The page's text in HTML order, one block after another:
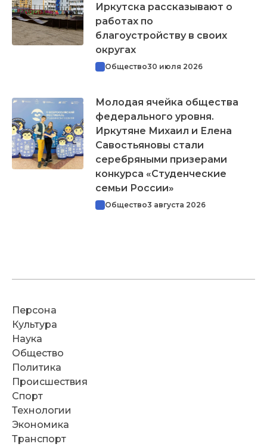
Иркутска рассказывают о
работах по
благоустройству в своих
округах
Общество30 июля 2026
Молодая ячейка общества
федерального уровня.
Иркутяне Михаил и Елена
Савостьяновы стали
серебряными призерами
конкурса «Студенческие
семьи России»
Общество3 августа 2026
Персона
Культура
Наука
Общество
Политика
Происшествия
Спорт
Технологии
Экономика
Транспорт